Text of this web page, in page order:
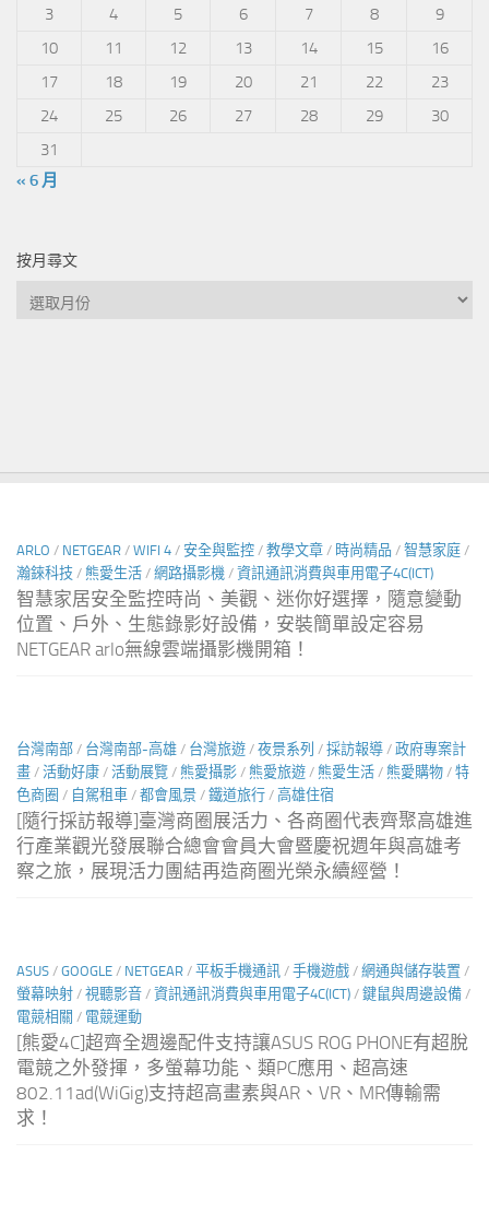
3
4 5 6 7 8
9
10
11 12 13 14 15
16
17
18 19 20 21 22
23
24
25 26 27 28 29
30
31
« 6 月
按月尋文
按
ARLO / NETGEAR / WIFI 4 / 安全與監控 / 教學文章 / 時尚精品 / 智慧家庭 /
瀚錸科技 / 熊愛生活 / 網路攝影機 / 資訊通訊消費與車用電子4C(ICT)
智慧家居安全監控時尚、美觀、迷你好選擇，隨意變動
位置、戶外、生態錄影好設備，安裝簡單設定容易
NETGEAR arlo無線雲端攝影機開箱！
台灣南部 / 台灣南部-高雄 / 台灣旅遊 / 夜景系列 / 採訪報導 / 政府專案計
畫 / 活動好康 / 活動展覽 / 熊愛攝影 / 熊愛旅遊 / 熊愛生活 / 熊愛購物 / 特
色商圈 / 自駕租車 / 都會風景 / 鐵道旅行 / 高雄住宿
[隨行採訪報導]臺灣商圈展活力、各商圈代表齊聚高雄進
行產業觀光發展聯合總會會員大會暨慶祝週年與高雄考
察之旅，展現活力團結再造商圈光榮永續經營！
ASUS / GOOGLE / NETGEAR / 平板手機通訊 / 手機遊戲 / 網通與儲存裝置 /
螢幕映射 / 視聽影音 / 資訊通訊消費與車用電子4C(ICT) / 鍵鼠與周邊設備 /
電競相關 / 電競運動
[熊愛4C]超齊全週邊配件支持讓ASUS ROG PHONE有超脫
電競之外發揮，多螢幕功能、類PC應用、超高速
802.11ad(WiGig)支持超高畫素與AR、VR、MR傳輸需
求！